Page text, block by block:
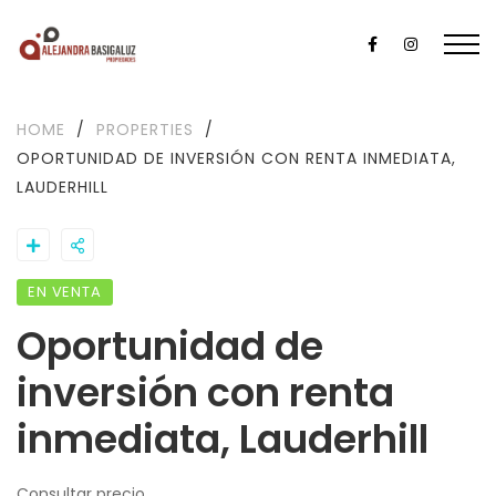
HOME / PROPERTIES
/
OPORTUNIDAD DE INVERSIÓN CON RENTA INMEDIATA,
LAUDERHILL
EN VENTA
Oportunidad de
inversión con renta
inmediata, Lauderhill